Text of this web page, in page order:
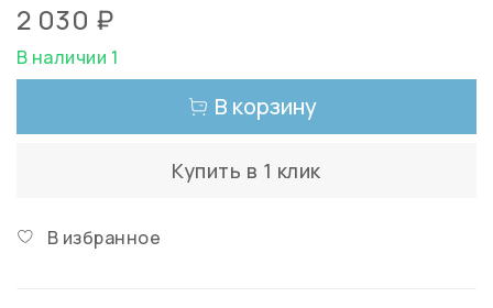
2 030 ₽
В наличии 1
В корзину
Купить в 1 клик
В избранное